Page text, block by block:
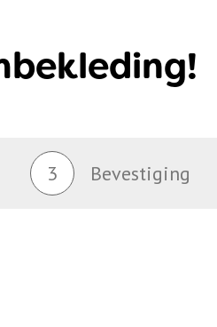
3 Bevestiging